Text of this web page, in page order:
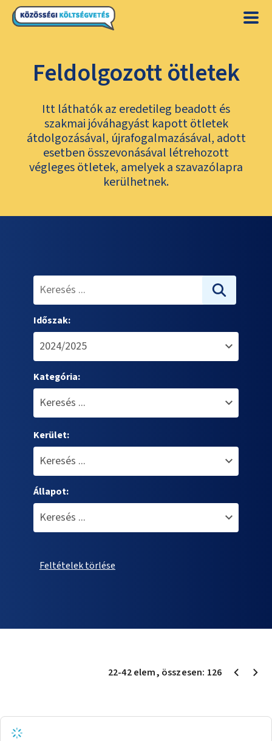
Feldolgozott ötletek
Itt láthatók az eredetileg beadott és
szakmai jóváhagyást kapott ötletek
átdolgozásával, újrafogalmazásával, adott
esetben összevonásával létrehozott
végleges ötletek, amelyek a szavazólapra
kerülhetnek.
Időszak:
Kategória:
Kerület:
Állapot:
Feltételek törlése
22-42elem, összesen: 126